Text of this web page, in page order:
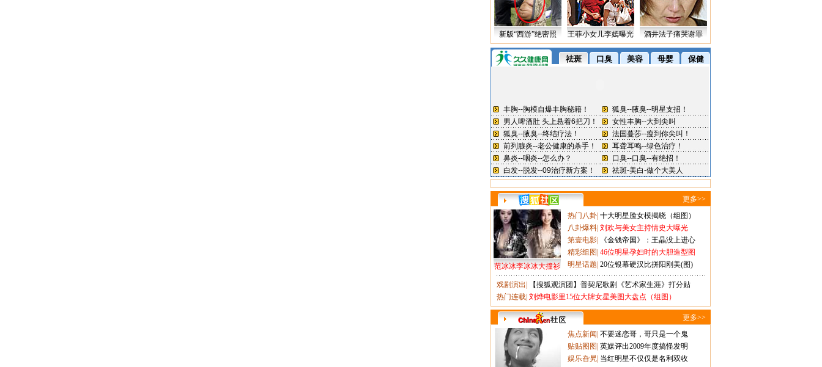
新版“西游”绝密照 王菲小女儿李嫣曝光 酒井法子痛哭谢罪
更多>>
范冰冰李冰冰大撞衫
热门八卦 十大明星脸女模揭晓（组图）
八卦爆料 刘欢与美女主持情史大曝光
第壹电影
《金钱帝国》：王晶没上进心
精彩组图 46位明星孕妇时的大胆造型图
明星话题 20位银幕硬汉比拼阳刚美(图)
戏剧演出
【搜狐观演团】普契尼歌剧《艺术家生涯》打分贴
热门连载 刘烨电影里15位大牌女星美图大盘点（组图）
更多>>
焦点新闻 不要迷恋哥，哥只是一个鬼
贴贴图图 英媒评出2009年度搞怪发明
娱乐旮旯 当红明星不仅仅是名利双收